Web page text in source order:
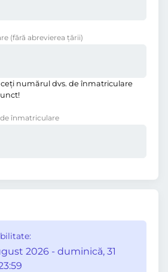
(fără abrevierea ţării)
numărul dvs. de înmatriculare
înmatriculare
2026 - duminică, 31